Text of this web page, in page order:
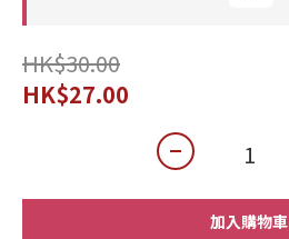
HK$30.00
HK$27.00
加入購物車